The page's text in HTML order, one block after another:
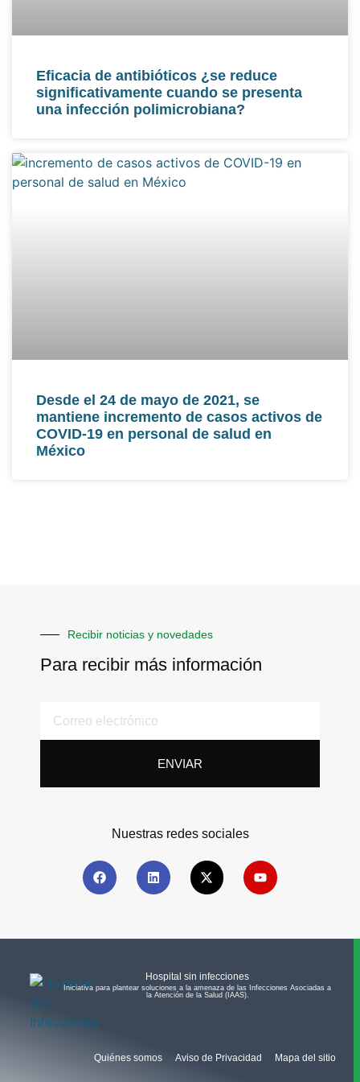
Eficacia de antibióticos ¿se reduce
significativamente cuando se presenta
una infección polimicrobiana?
Desde el 24 de mayo de 2021, se
mantiene incremento de casos activos de
COVID-19 en personal de salud en
México
Recibir noticias y novedades
Para recibir más información
ENVIAR
Nuestras redes sociales
Hospital sin infecciones
Iniciativa para plantear soluciones a la amenaza de las Infecciones Asociadas a
la Atención de la Salud (IAAS).​
Quiénes somos Aviso de Privacidad Mapa del sitio